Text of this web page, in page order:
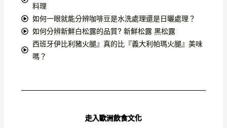
料理
如何一眼就能分辨咖啡豆是水洗處理還是日曬處理？
如何分辨新鮮白松露的品質? 新鮮松露 黑松露
西班牙伊比利豬火腿』真的比『義大利帕瑪火腿』美味
嗎？
走入歐洲飲食文化